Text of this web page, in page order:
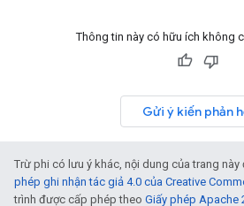
Thông tin này có hữu ích không
Gửi ý kiến phản
Trừ phi có lưu ý khác, nội dung của trang
phép ghi nhận tác giả 4.0 của Creative
trình được cấp phép theo Giấy phép Apache